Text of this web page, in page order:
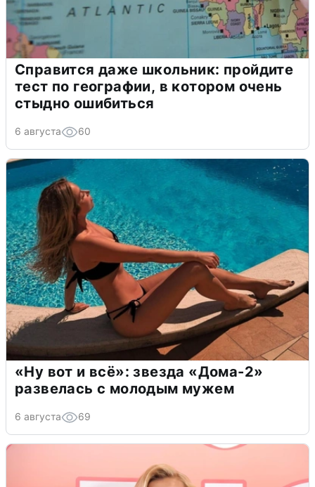
Справится даже школьник: пройдите
тест по географии, в котором очень
стыдно ошибиться
6 августа 60
«Ну вот и всё»: звезда «Дома-2»
развелась с молодым мужем
6 августа 69